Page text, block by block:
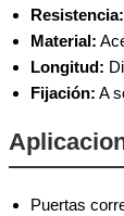
Resistencia:
Material:
Longitud:
Fijación: A
Puertas